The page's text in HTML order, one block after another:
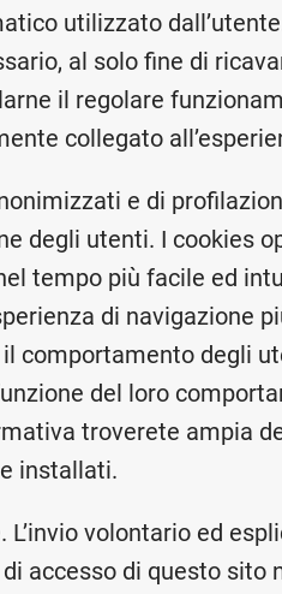
utilizzato
al solo fine di
il regolare
collegato
e di
degli utenti. I cookies
tempo più facile ed
di navigazione
comportamento degli
del loro
troverete ampia
installati.
volontario ed
accesso di questo sito